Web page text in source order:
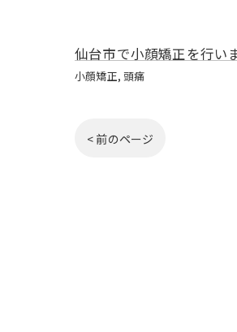
仙台市で小顔矯正を行い
小顔矯正 頭痛
< 前のページ